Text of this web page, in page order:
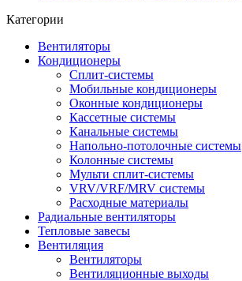
Категории
Вентиляторы
Кондиционеры
Сплит-системы
Мобильные кондиционеры
Оконные кондиционеры
Кассетные системы
Канальные системы
Напольно-потолочные системы
Колонные системы
Мульти сплит-системы
VRV/VRF/MRV системы
Расходные материалы
Радиальные вентиляторы
Тепловые завесы
Вентиляция
Вентиляторы
Вентиляционные выходы